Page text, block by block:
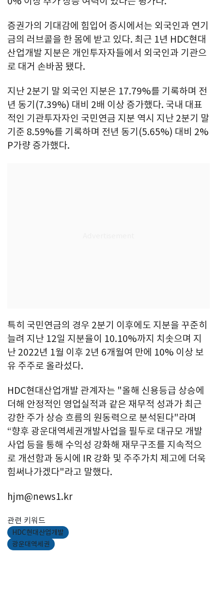
증권가의 기대감에 힘입어 증시에서는 외국인과 연기
금의 러브콜을 한 몸에 받고 있다. 최근 1년 HDC현대
산업개발 지분은 개인투자자들에서 외국인과 기관으
로 대거 손바꿈 됐다.
지난 2분기 말 외국인 지분은 17.79%를 기록하며 전
년 동기(7.39%) 대비 2배 이상 증가했다. 국내 대표
적인 기관투자자인 국민연금 지분 역시 지난 2분기 말
기준 8.59%를 기록하며 전년 동기(5.65%) 대비 2%
P가량 증가했다.
특히 국민연금의 경우 2분기 이후에도 지분을 꾸준히
늘려 지난 12일 지분율이 10.10%까지 치솟으며 지
난 2022년 1월 이후 2년 6개월여 만에 10% 이상 보
유 주주로 올라섰다.
HDC현대산업개발 관계자는 "올해 신용등급 상승에
더해 안정적인 영업실적과 같은 재무적 성과가 최근
강한 주가 상승 흐름의 원동력으로 분석된다"라며
“향후 광운대역세권개발사업을 필두로 대규모 개발
사업 등을 통해 수익성 강화해 재무구조를 지속적으
로 개선함과 동시에 IR 강화 및 주주가치 제고에 더욱
힘써나가겠다"라고 말했다.
hjm@news1.kr
관련 키워드
HDC현대산업개발
광운대역세권